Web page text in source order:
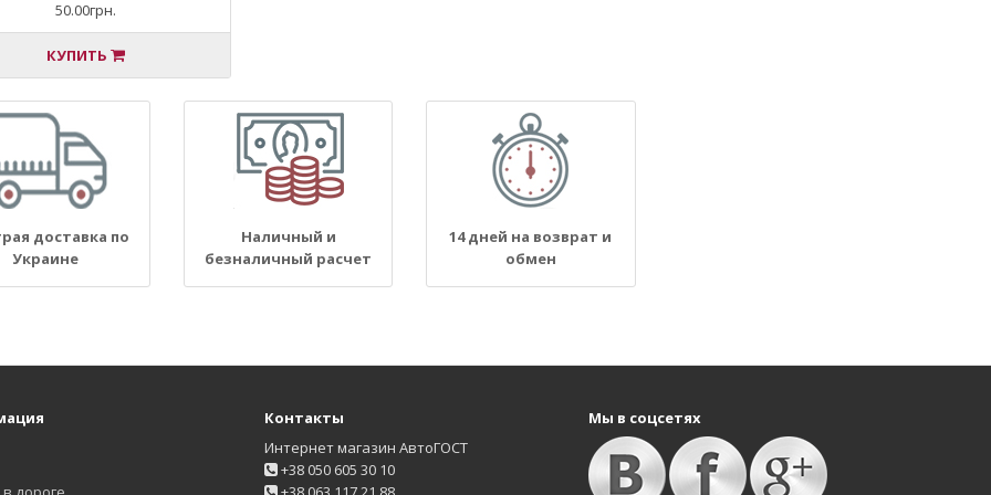
50.00грн.
КУПИТЬ
доставка по
Украине
Наличный и
безналичный расчет
14 дней на возврат и
обмен
Контакты
Интернет магазин АвтоГОСТ
+38 050 605 30 10
Мы в соцсетях